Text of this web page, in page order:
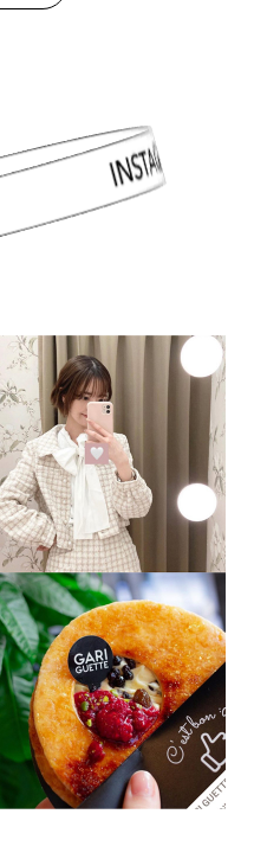
INSTAGRAM